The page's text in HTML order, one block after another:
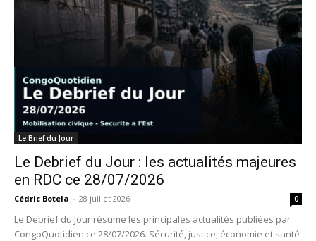
Le Brief du Jour
Le Debrief du Jour : les actualités majeures
en RDC ce 28/07/2026
Cédric Botela - 28 juillet 2026 0
Le Debrief du Jour résume les principales actualités publiées par
CongoQuotidien ce 28/07/2026. Sécurité, justice, économie et santé